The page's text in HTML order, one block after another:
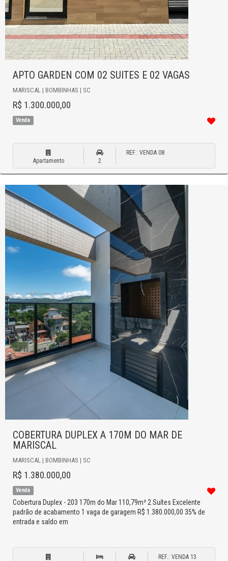
APTO GARDEN COM 02 SUITES E 02 VAGAS
MARISCAL | BOMBINHAS | SC
R$ 1.300.000,00
Venda
Apartamento 2
REF.: VENDA 08
COBERTURA DUPLEX A 170M DO MAR DE
MARISCAL
MARISCAL | BOMBINHAS | SC
R$ 1.380.000,00
Venda
Cobertura Duplex - 203 170m do Mar 110,79m² 2 Suítes Excelente
padrão de acabamento 1 vaga de garagem R$ 1.380.000,00 35% de
entrada e saldo em
REF.: VENDA 13